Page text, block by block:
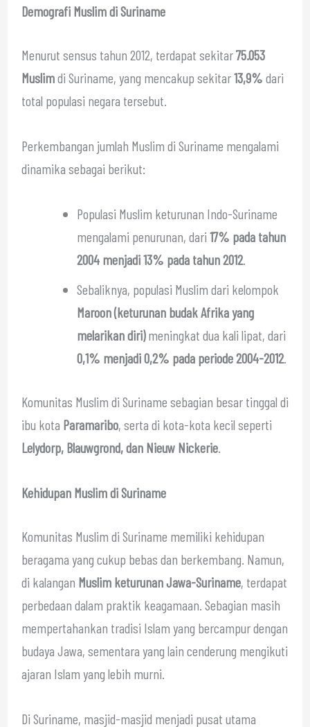
Demografi Muslim di Suriname
Menurut sensus tahun 2012, terdapat sekitar75.053
Muslimdi Suriname, yang mencakup sekitar13,9% dari
total populasi negara tersebut.
Perkembangan jumlah Muslim di Suriname mengalami
dinamika sebagai berikut:
Populasi Muslim keturunan Indo-Suriname
mengalami penurunan, dari 17% pada tahun
2004 menjadi 13% pada tahun 2012.
Sebaliknya, populasi Muslim dari kelompok
Maroon (keturunan budak Afrika yang
melarikan diri)meningkat dua kali lipat, dari
0,1% menjadi 0,2% pada periode 2004-2012.
Komunitas Muslim di Suriname sebagian besar tinggal di
ibu kota Paramaribo, serta di kota-kota kecil seperti
Lelydorp, Blauwgrond, dan Nieuw Nickerie.
Kehidupan Muslim di Suriname
Komunitas Muslim di Suriname memiliki kehidupan
beragama yang cukup bebas dan berkembang. Namun,
di kalangan Muslim keturunan Jawa-Suriname, terdapat
perbedaan dalam praktik keagamaan. Sebagian masih
mempertahankan tradisi Islam yang bercampur dengan
budaya Jawa, sementara yang lain cenderung mengikuti
ajaran Islam yang lebih murni.
Di Suriname, masjid-masjid menjadi pusat utama